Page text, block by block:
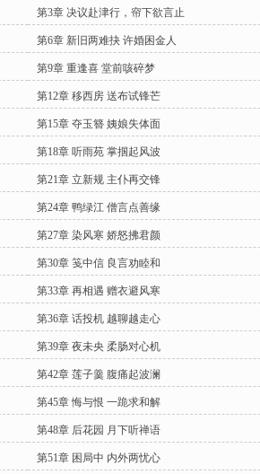
第3章 决议赴津行，帘下欲言止
第6章 新旧两难抉 许婚困金人
第9章 重逢喜 堂前咳碎梦
第12章 移西房 送布试锋芒
第15章 夺玉簪 姨娘失体面
第18章 听雨苑 掌掴起风波
第21章 立新规 主仆再交锋
第24章 鸭绿江 僧言点善缘
第27章 染风寒 娇怒拂君颜
第30章 笺中信 良言劝睦和
第33章 再相遇 赠衣避风寒
第36章 话投机 越聊越走心
第39章 夜未央 柔肠对心机
第42章 莲子羹 腹痛起波澜
第45章 悔与恨 一跪求和解
第48章 后花园 月下听禅语
第51章 困局中 内外两忧心